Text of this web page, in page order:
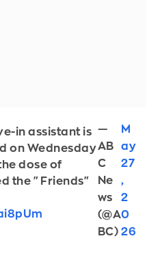
in assistant is
on Wednesday
dose of
the "Friends"
—
AB
C
Ne
ws
(@A
BC)
M
ay
27
,
2
0
26